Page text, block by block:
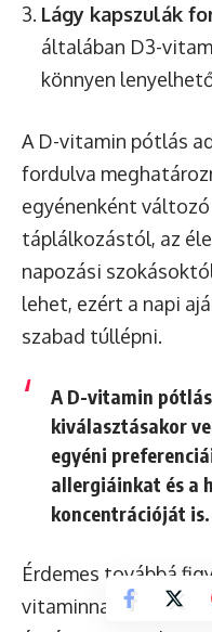
Lágy kapszulák
általában D3-
könnyen
A D-vitamin pótlás
fordulva
egyénenként
táplálkozástól, az
napozási
lehet, ezért a napi
szabad túllépni.
A D-vitamin
kiválasztásakor
egyéni
allergiáinkat és a
koncentrációját is.
Érdemes továbbá
vitaminnal együtt